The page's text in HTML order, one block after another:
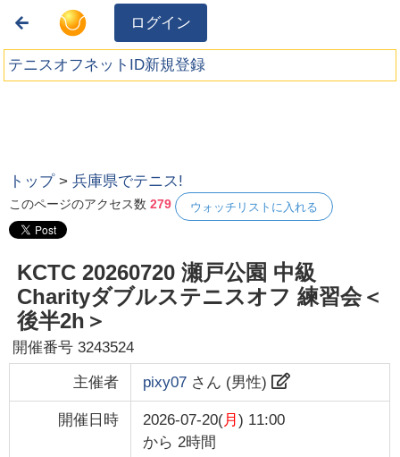
ログイン
テニスオフネットID新規登録
トップ >兵庫県でテニス!
このページのアクセス数279 ウォッチリストに入れる
KCTC 20260720 瀬戸公園 中級
Charityダブルステニスオフ 練習会＜
後半2h＞
開催番号3243524
主催者 pixy07さん (男性)
開催日時 2026-07-20(月 ) 11:00
から 2時間